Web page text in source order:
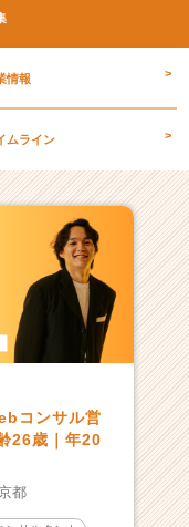
情報 >
ムライン >
コンサル営
26歳｜年20
都